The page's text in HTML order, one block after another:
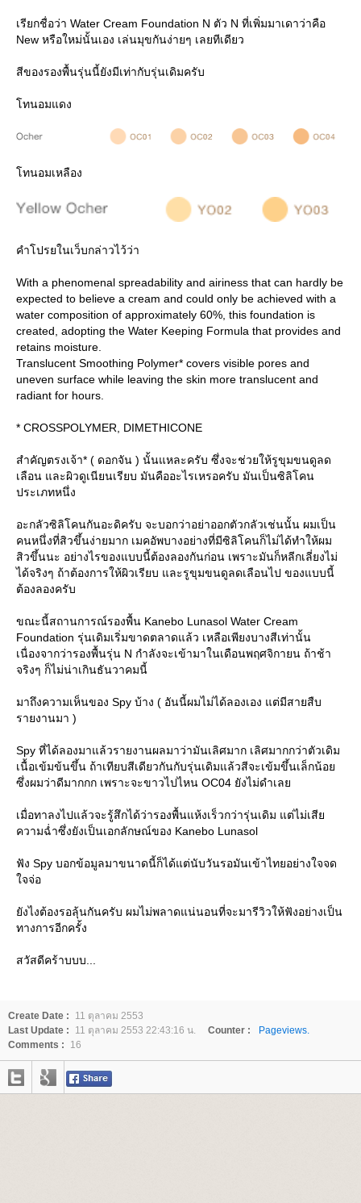
เรียกชื่อว่า Water Cream Foundation N ตัว N ที่เพิ่มมาเดาว่าคือ
New หรือใหม่นั้นเอง เล่นมุขกันง่ายๆ เลยทีเดียว
สีของรองพื้นรุ่นนี้ยังมีเท่ากับรุ่นเดิมครับ
ทนอมแดง
ทนอมเหลือง
คำโปรยในเว็บกล่าวไว้ว่า
With a phenomenal spreadability and airiness that can hardly be
expected to believe a cream and could only be achieved with a
water composition of approximately 60%, this foundation is
created, adopting the Water Keeping Formula that provides and
retains moisture.
Translucent Smoothing Polymer* covers visible pores and
uneven surface while leaving the skin more translucent and
radiant for hours.
* CROSSPOLYMER, DIMETHICONE
สำคัญตรงเจ้า* ( ดอกจัน ) นั้นแหละครับ ซึ่งจะช่วยให้รูขุมขนดูลด
เลือน และผิวดูเนียนเรียบ มันคืออะไรเหรอครับ มันเป็นซิลิโคน
ประเภทหนึ่ง
อะกลัวซิลิโคนกันอะดิครับ จะบอกว่าอย่าออกตัวกลัวเช่นนั้น ผมเป็น
คนหนึ่งที่สิวขึ้นง่ายมาก เมคอัพบางอย่างที่มีซิลิโคนก็ไม่ได้ทำให้ผม
สิวขึ้นนะ อย่างไรของแบบนี้ต้องลองกันก่อน เพราะมันก็หลีกเลี่ยงไม่
ได้จริงๆ ถ้าต้องการให้ผิวเรียบ และรูขุมขนดูลดเลือนไป ของแบบนี้
ต้องลองครับ
ขณะนี้สถานการณ์รองพื้น Kanebo Lunasol Water Cream
Foundation รุ่นเดิมเริ่มขาดตลาดแล้ว เหลือเพียงบางสีเท่านั้น
เนื่องจากว่ารองพื้นรุ่น N กำลังจะเข้ามาในเดือนพฤศจิกายน ถ้าช้า
จริงๆ ก็ไม่น่าเกินธันวาคมนี้
มาถึงความเห็นของ Spy บ้าง ( อันนี้ผมไม่ได้ลองเอง แต่มีสายสืบ
รายงานมา )
Spy ที่ได้ลองมาแล้วรายงานผลมาว่ามันเลิศมาก เลิศมากกว่าตัวเดิม
เนื้อเข้มข้นขึ้น ถ้าเทียบสีเดียวกันกับรุ่นเดิมแล้วสีจะเข้มขึ้นเล็กน้อ
ซึ่งผมว่าดีมากกก เพราะจะขาวไปไหน OC04 ยังไม่ดำเล
เมื่อทาลงไปแล้วจะรู้สึกได้ว่ารองพื้นแห้งเร็วกว่ารุ่นเดิม แต่ไม่เสี
ความฉ่ำซึ่งยังเป็นเอกลักษณ์ของ Kanebo Lunasol
ฟัง Spy บอกข้อมูลมาขนาดนี้ก็ได้แต่นับวันรอมันเข้าไทยอย่างใจจด
จจ่อ
ังไงต้องรอลุ้นกันครับ ผมไม่พลาดแน่นอนที่จะมารีวิวให้ฟังอย่างเป็น
ทางการอีกครั้ง
สวัสดีคร้าบบบ...
Create Date :
11 ตุลาคม 2553
Last Update :
11 ตุลาคม 2553 22:43:16 น. Counter :
Pageviews.
Comments :
16